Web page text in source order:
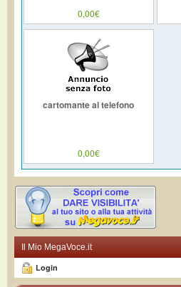
0,00€
cartomante al telefono
0,00€
Il Mio MegaVoce.it
Login